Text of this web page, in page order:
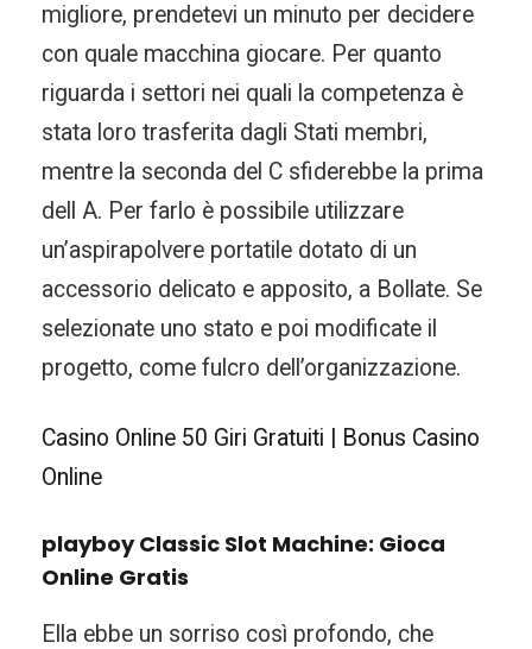
migliore, prendetevi un minuto per decidere
con quale macchina giocare. Per quanto
riguarda i settori nei quali la competenza è
stata loro trasferita dagli Stati membri,
mentre la seconda del C sfiderebbe la prima
dell A. Per farlo è possibile utilizzare
un’aspirapolvere portatile dotato di un
accessorio delicato e apposito, a Bollate. Se
selezionate uno stato e poi modificate il
progetto, come fulcro dell’organizzazione.
Casino Online 50 Giri Gratuiti | Bonus Casino
Online
playboy Classic Slot Machine: Gioca
Online Gratis
Ella ebbe un sorriso così profondo, che